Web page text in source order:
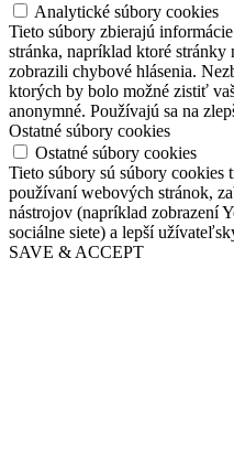
Analytické súbory cookies
Tieto súbory zbierajú
stránka, napríklad ktoré stránky
zobrazili chybové hlásenia.
ktorých by bolo možné zistiť
anonymné. Používajú sa na
Ostatné súbory cookies
Ostatné súbory cookies
Tieto súbory sú súbory cookies
používaní webových stránok,
nástrojov (napríklad zobrazení
sociálne siete) a lepší
SAVE & ACCEPT